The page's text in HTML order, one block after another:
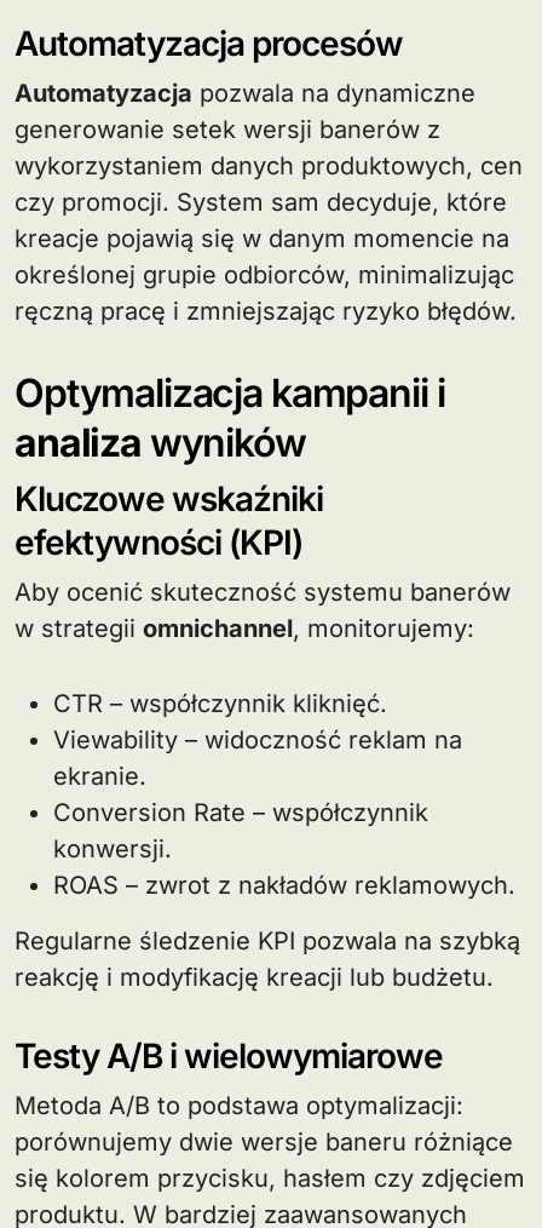
Automatyzacja procesów
Automatyzacja pozwala na dynamiczne
generowanie setek wersji banerów z
wykorzystaniem danych produktowych, cen
czy promocji. System sam decyduje, które
kreacje pojawią się w danym momencie na
określonej grupie odbiorców, minimalizując
ręczną pracę i zmniejszając ryzyko błędów.
Optymalizacja kampanii i
analiza wyników
Kluczowe wskaźniki
efektywności (KPI)
Aby ocenić skuteczność systemu banerów
w strategii omnichannel, monitorujemy:
CTR – współczynnik kliknięć.
Viewability – widoczność reklam na
ekranie.
Conversion Rate – współczynnik
konwersji.
ROAS – zwrot z nakładów reklamowych.
Regularne śledzenie KPI pozwala na szybką
reakcję i modyfikację kreacji lub budżetu.
Testy A/B i wielowymiarowe
Metoda A/B to podstawa optymalizacji:
porównujemy dwie wersje baneru różniące
się kolorem przycisku, hasłem czy zdjęciem
produktu. W bardziej zaawansowanych